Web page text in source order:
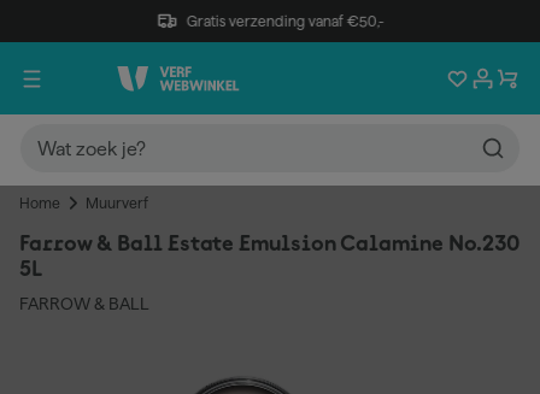
Gratis verzending vanaf €50,-
Home Muurverf
Farrow & Ball Estate Emulsion Calamine No.230
5L
FARROW & BALL